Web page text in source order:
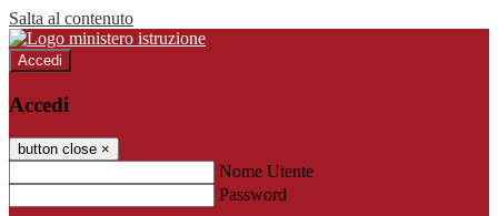
Salta al contenuto
Accedi
Accedi
button close ×
Nome Utente
Password